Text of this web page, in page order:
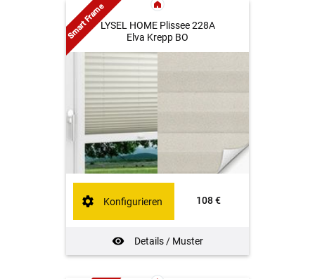
LYSEL HOME Plissee 228A
Elva Krepp BO
108 €
Details / Muster
Konfigurieren
Smart Frame